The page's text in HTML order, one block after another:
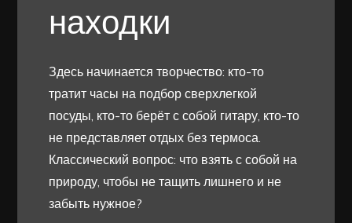
находки
Здесь начинается творчество: кто-то
тратит часы на подбор сверхлегкой
посуды, кто-то берёт с собой гитару, кто-то
не представляет отдых без термоса.
Классический вопрос: что взять с собой на
природу, чтобы не тащить лишнего и не
забыть нужное?